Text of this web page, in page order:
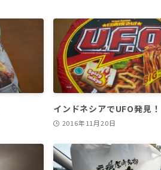
インドネシアでUFO発見！
2016年11月20日